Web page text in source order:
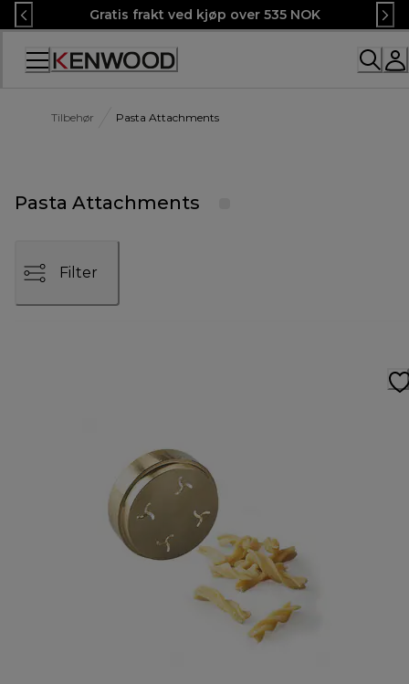
Skip
to
Content
Gratis frakt ved kjøp over 535 NOK
Tilbehør Pasta Attachments
Pasta Attachments
Filter